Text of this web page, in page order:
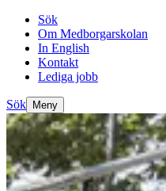
Sök
Om Medborgarskolan
In English
Kontakt
Lediga jobb
Sök Meny